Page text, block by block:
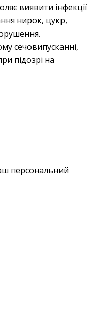
виявити інфекції
нирок, цукр,
сечовипусканні,
підозрі на
персональний